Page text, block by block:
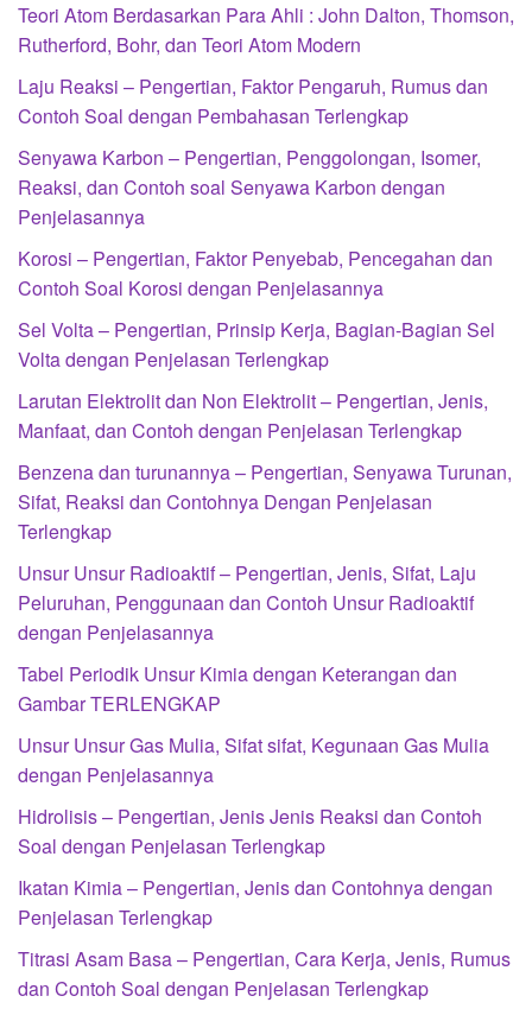
Teori Atom Berdasarkan Para Ahli : John Dalton, Thomson,
Rutherford, Bohr, dan Teori Atom Modern
Laju Reaksi – Pengertian, Faktor Pengaruh, Rumus dan
Contoh Soal dengan Pembahasan Terlengkap
Senyawa Karbon – Pengertian, Penggolongan, Isomer,
Reaksi, dan Contoh soal Senyawa Karbon dengan
Penjelasannya
Korosi – Pengertian, Faktor Penyebab, Pencegahan dan
Contoh Soal Korosi dengan Penjelasannya
Sel Volta – Pengertian, Prinsip Kerja, Bagian-Bagian Sel
Volta dengan Penjelasan Terlengkap
Larutan Elektrolit dan Non Elektrolit – Pengertian, Jenis,
Manfaat, dan Contoh dengan Penjelasan Terlengkap
Benzena dan turunannya – Pengertian, Senyawa Turunan,
Sifat, Reaksi dan Contohnya Dengan Penjelasan
Terlengkap
Unsur Unsur Radioaktif – Pengertian, Jenis, Sifat, Laju
Peluruhan, Penggunaan dan Contoh Unsur Radioaktif
dengan Penjelasannya
Tabel Periodik Unsur Kimia dengan Keterangan dan
Gambar TERLENGKAP
Unsur Unsur Gas Mulia, Sifat sifat, Kegunaan Gas Mulia
dengan Penjelasannya
Hidrolisis – Pengertian, Jenis Jenis Reaksi dan Contoh
Soal dengan Penjelasan Terlengkap
Ikatan Kimia – Pengertian, Jenis dan Contohnya dengan
Penjelasan Terlengkap
Titrasi Asam Basa – Pengertian, Cara Kerja, Jenis, Rumus
dan Contoh Soal dengan Penjelasan Terlengkap